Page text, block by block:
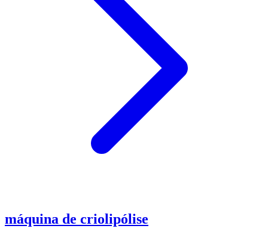
máquina de criolipólise